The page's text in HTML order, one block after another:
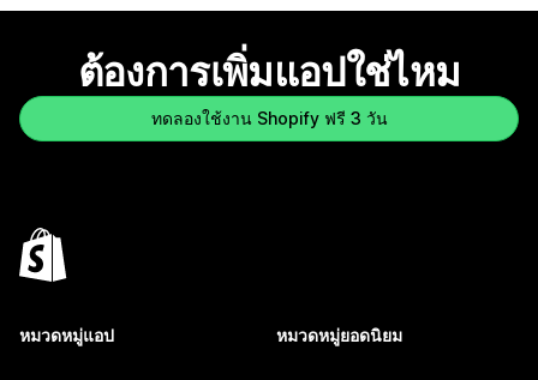
ต้องการเพิ่มแอปใช่ไหม
ทดลองใช้งาน Shopify ฟรี 3 วัน
หมวดหมู่แอป หมวดหมู่ยอดนิยม